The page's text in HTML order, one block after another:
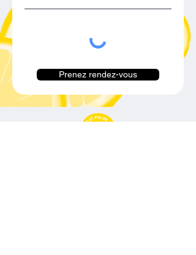
Prenez rendez-vous